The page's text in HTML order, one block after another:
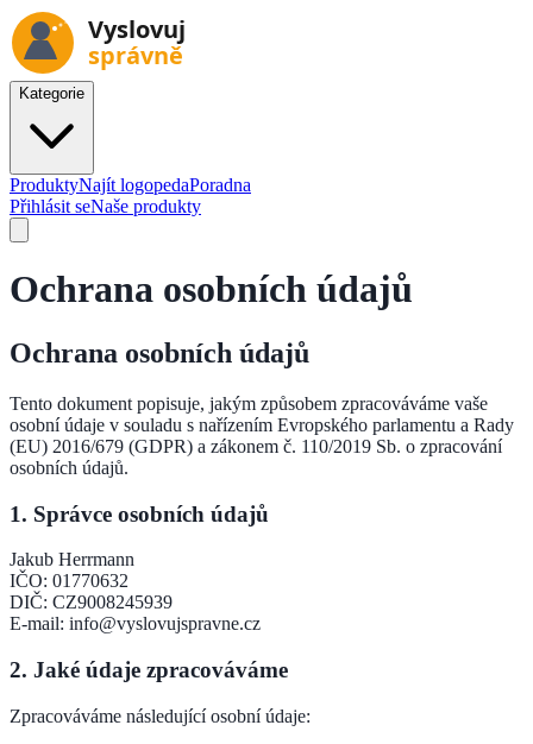
Kategorie
ProduktyNajít logopedaPoradna
Přihlásit seNaše produkty
Ochrana osobních údajů
Ochrana osobních údajů
Tento dokument popisuje, jakým způsobem zpracováváme vaše
osobní údaje v souladu s nařízením Evropského parlamentu a Rady
(EU) 2016/679 (GDPR) a zákonem č. 110/2019 Sb. o zpracování
osobních údajů.
1. Správce osobních údajů
Jakub Herrmann
IČO: 01770632
DIČ: CZ9008245939
E-mail: info@vyslovujspravne.cz
2. Jaké údaje zpracováváme
Zpracováváme následující osobní údaje: